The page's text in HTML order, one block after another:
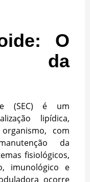
O
da
(SEC) é um
lipídica,
com
da
fisiológicos,
imunológico e
ocorre